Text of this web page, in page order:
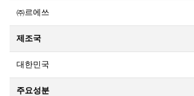
㈜르에쓰
제조국
대한민국
주요성분